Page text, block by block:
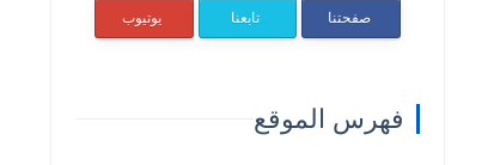
صفحتنا تابعنا يوتيوب
فهرس الموقع